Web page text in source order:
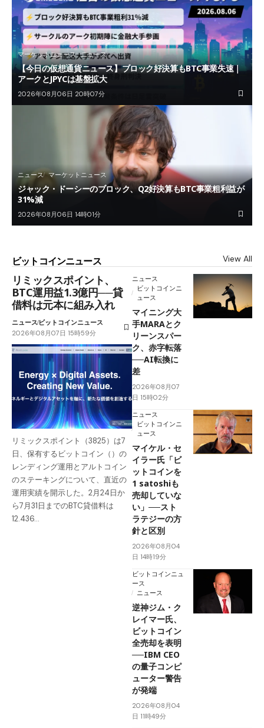
マーケットニュース ニュース
【今日の仮想通貨ニュース】ブロック好決算もBTC事業失速｜
アークとJPYCは基盤拡大
2026年08月06日 20時07分
ニュース マーケットニュース
ジャック・ドーシーのブロック、Q2好決算もBTC事業粗利益が
31%減
2026年08月06日 14時01分
ビットコインニュース View All
リミックスポイント、
BTC運用益1.3億円──貸
借料は元本に組み入れ
ニュースビットコインニュース
2026年08月07日 15時59分
リミックスポイント（3825）は7
日、保有するビットコイン（）の
レンディング運用とアルトコイン
のステーキングについて、直近の
運用実績を開示した。2月24日か
ら7月31日までのBTC貸借料は
12.436…
ニュース
ビットコインニ
ュース
マイニング大
手MARAとク
リーンスパー
ク、赤字転落
──AI転換に
差
2026年08月07
日 15時02分
ニュース
ビットコインニ
ュース
マイケル・セ
イラー氏「ビ
ットコインを
1 satoshiも
売却していな
い」──スト
ラテジーの方
針と区別
2026年08月04
日 14時19分
ビットコインニュ
ース
ニュース
逆神ジム・ク
レイマー氏、
ビットコイン
全売却を表明
──IBM CEO
の量子コンピ
ューター警告
が発端
2026年08月04
日 11時49分